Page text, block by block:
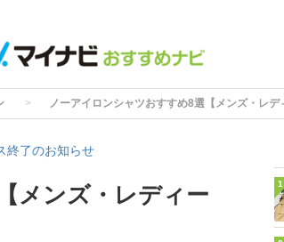
ノーアイロンシャツおすすめ8選【メンズ・レ
終了のお知らせ
メンズ・レディー
1